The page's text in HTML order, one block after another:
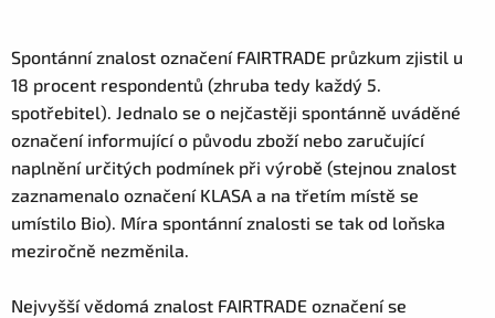
Spontánní znalost označení FAIRTRADE průzkum zjistil u
18 procent respondentů (zhruba tedy každý 5.
spotřebitel). Jednalo se o nejčastěji spontánně uváděné
označení informující o původu zboží nebo zaručující
naplnění určitých podmínek při výrobě (stejnou znalost
zaznamenalo označení KLASA a na třetím místě se
umístilo Bio). Míra spontánní znalosti se tak od loňska
meziročně nezměnila.
Nejvyšší vědomá znalost FAIRTRADE označení se